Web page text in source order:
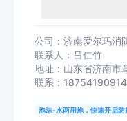
公司：济南爱尔玛消
联系人：吕仁竹
地址：山东省济南市
联系：
泡沫-水两用炮，快速开启防